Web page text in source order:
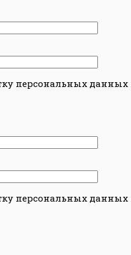
персональных
персональных